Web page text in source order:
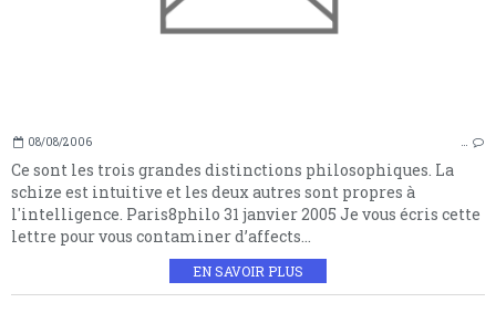
08/08/2006 …
Ce sont les trois grandes distinctions philosophiques. La
schize est intuitive et les deux autres sont propres à
l'intelligence. Paris8philo 31 janvier 2005 Je vous écris cette
lettre pour vous contaminer d’affects...
EN SAVOIR PLUS